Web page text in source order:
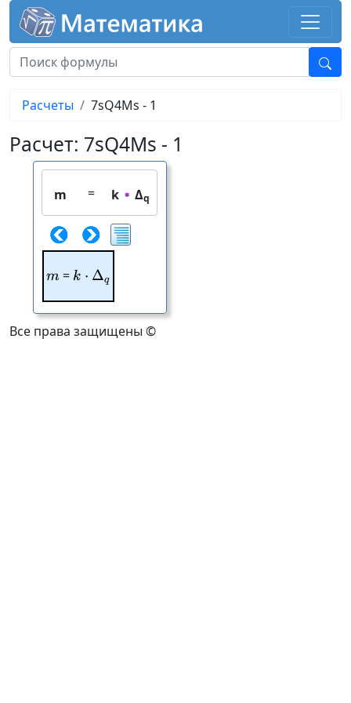
Расчеты 7sQ4Ms - 1
Расчет: 7sQ4Ms - 1
m = k Δq
m
m = k\cdot \Delta_{q}
k ⋅ Δq
Все права защищены ©